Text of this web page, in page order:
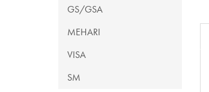
GS/GSA
MEHARI
VISA
SM